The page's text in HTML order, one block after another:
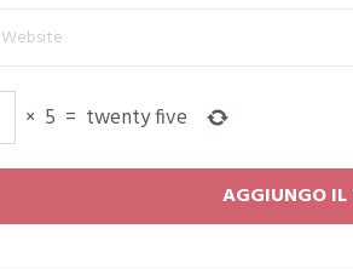
× 5 = twenty five